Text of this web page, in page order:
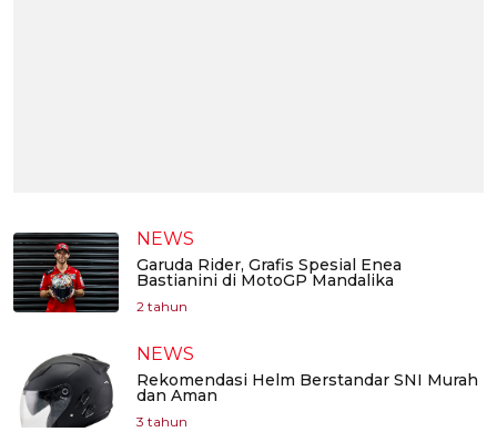
NEWS
Garuda Rider, Grafis Spesial Enea
Bastianini di MotoGP Mandalika
2 tahun
NEWS
Rekomendasi Helm Berstandar SNI Murah
dan Aman
3 tahun